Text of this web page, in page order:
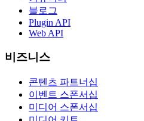
블로그
Plugin API
Web API
비즈니스
콘텐츠 파트너십
이벤트 스폰서십
미디어 스폰서십